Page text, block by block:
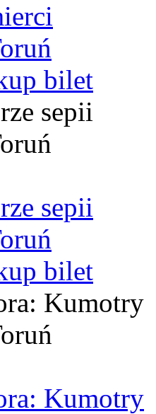
bilet
sepii
sepii
bilet
Kumotry
Kumotry